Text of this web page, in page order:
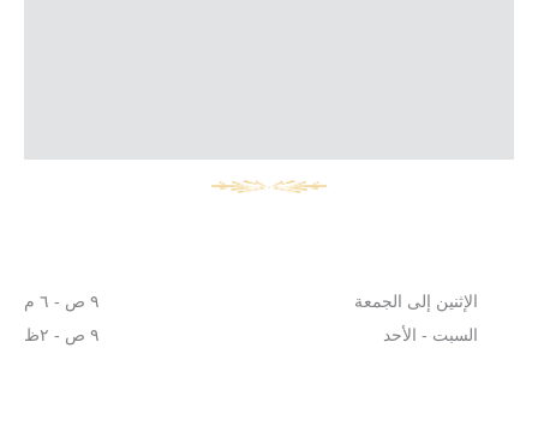
الإثنين إلى الجمعة
٩ ص - ٦ م
السبت - الأحد
٩ ص - ٢ظ